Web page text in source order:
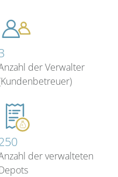
der Verwalter
der verwalteten